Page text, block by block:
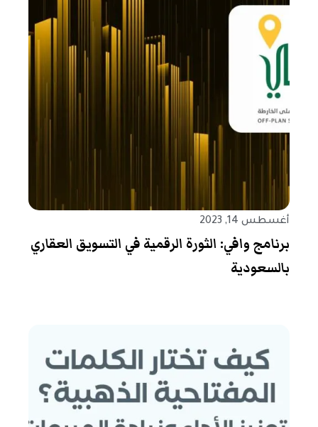
أغسطس 14, 2023
برنامج وافي: الثورة الرقمية في التسويق العقاري
بالسعودية